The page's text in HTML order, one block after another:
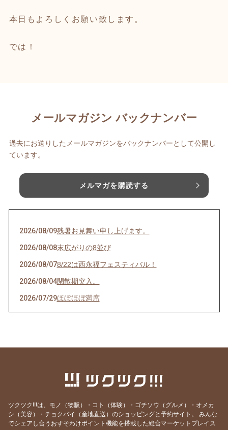
本日もよろしくお願い致します。
では！
メールマガジン バックナンバー
過去にお送りしたメールマガジンをバックナンバーとして公開し
ています。
メルマガを購読する
2026/08/09残暑お見舞い申し上げます。
2026/08/08末広がりの8並び
2026/08/078/22は西永福フェスティバル！
2026/08/04閑散期突入。
2026/07/29ほぼほぼ満席
2026/07/28その日のために頑張れる。
2026/07/23うなぎを食べてエネルギーチャージ！
サッカーワールドカップ 決勝戦 観戦会 開
2026/07/18 生きて行けるかしら。
2026/07/17 ご要望にお応えして。
ツクツク!!!は、モノ（物販）・コト（体験）・ゴチソウ（グルメ）・オメカ
シ（美容）・チョクバイ（産地直送）のショッピングと予約サイト。
みんな
でシェアし合うおすそわけポイント機能を搭載した総合マーケットプレイス